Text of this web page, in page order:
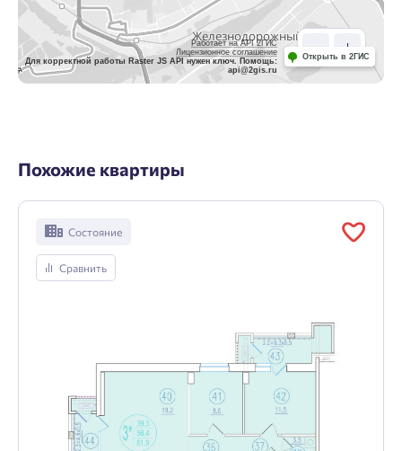
Работает на API 2ГИС
Лицензионное соглашение
Для корректной работы Raster JS API нужен ключ. Помощь:
api@2gis.ru
Открыть в 2ГИС
Похожие квартиры
Состояние
Сравнить